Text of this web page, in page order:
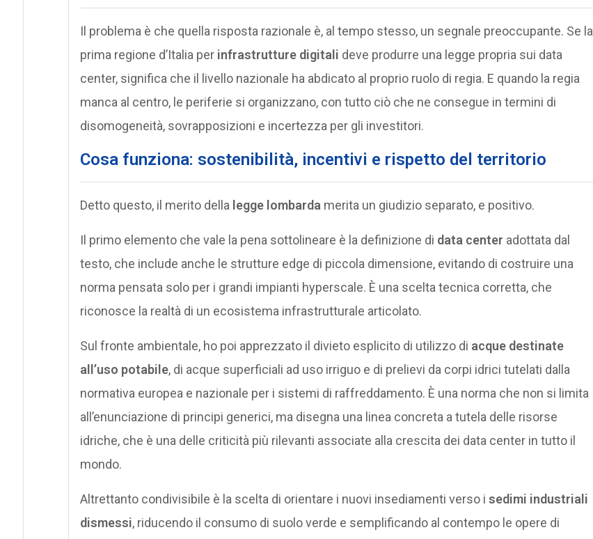
Il problema è che quella risposta razionale è, al tempo stesso, un segnale preoccupante. Se la
prima regione d’Italia per infrastrutture digitali deve produrre una legge propria sui data
center, significa che il livello nazionale ha abdicato al proprio ruolo di regia. E quando la regia
manca al centro, le periferie si organizzano, con tutto ciò che ne consegue in termini di
disomogeneità, sovrapposizioni e incertezza per gli investitori.
Cosa funziona: sostenibilità, incentivi e rispetto del territorio
Detto questo, il merito della legge lombarda merita un giudizio separato, e positivo.
Il primo elemento che vale la pena sottolineare è la definizione di data center adottata dal
testo, che include anche le strutture edge di piccola dimensione, evitando di costruire una
norma pensata solo per i grandi impianti hyperscale. È una scelta tecnica corretta, che
riconosce la realtà di un ecosistema infrastrutturale articolato.
Sul fronte ambientale, ho poi apprezzato il divieto esplicito di utilizzo di acque destinate
all’uso potabile, di acque superficiali ad uso irriguo e di prelievi da corpi idrici tutelati dalla
normativa europea e nazionale per i sistemi di raffreddamento. È una norma che non si limita
all’enunciazione di principi generici, ma disegna una linea concreta a tutela delle risorse
idriche, che è una delle criticità più rilevanti associate alla crescita dei data center in tutto il
mondo.
Altrettanto condivisibile è la scelta di orientare i nuovi insediamenti verso i sedimi industriali
dismessi, riducendo il consumo di suolo verde e semplificando al contempo le opere di